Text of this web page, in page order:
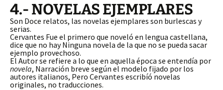
4.- NOVELAS EJEMPLARES
Son Doce relatos, las novelas ejemplares son burlescas y
serias.
Cervantes Fue el primero que noveló en lengua castellana,
dice que no hay Ninguna novela de la que no se pueda sacar
ejemplo provechoso.
El Autor se refiere a lo que en aquella época se entendía por
novela, Narración breve según el modelo fijado por los
autores italianos, Pero Cervantes escribíó novelas
originales, no traducciones.